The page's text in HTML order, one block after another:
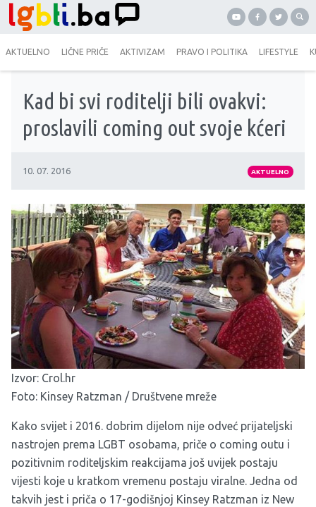
AKTUELNO LIČNE PRIČE AKTIVIZAM PRAVO I POLITIKA LIFESTYLE
Kad bi svi roditelji bili ovakvi:
proslavili coming out svoje kćeri
10. 07. 2016 AKTUELNO
Izvor: Crol.hr
Foto: Kinsey Ratzman / Društvene mreže
Kako svijet i 2016. dobrim dijelom nije odveć prijateljski
nastrojen prema LGBT osobama, priče o coming outu i
pozitivnim roditeljskim reakcijama još uvijek postaju
vijesti koje u kratkom vremenu postaju viralne. Jedna od
takvih jest i priča o 17-godišnjoj Kinsey Ratzman iz New